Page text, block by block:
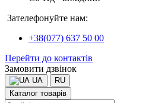
Зателефонуйте нам:
+38(077) 637 50 00
Перейти до контактів
Замовити дзвінок
UA
RU
Каталог товарів